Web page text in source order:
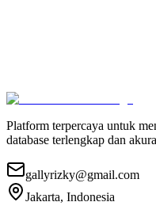
Platform terpercaya untuk
database terlengkap dan
gallyrizky@gmail.com
Jakarta, Indonesia